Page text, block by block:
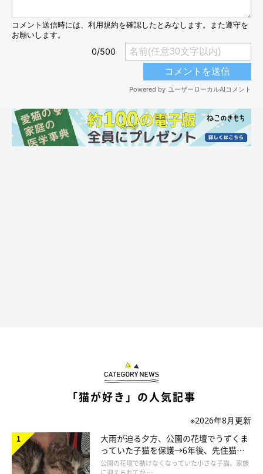
ふわふわな毛並みを写したいなら、逆光を利
用
「猫が好き」の人気記事
※2026年8月更新
大雨が迫る夕方、公園の花壇でうずくま
っていた子猫を保護→6年後、先住猫
と“姉妹”のような関係に
公園の花壇で動けなくなっていた小さな子猫。家族